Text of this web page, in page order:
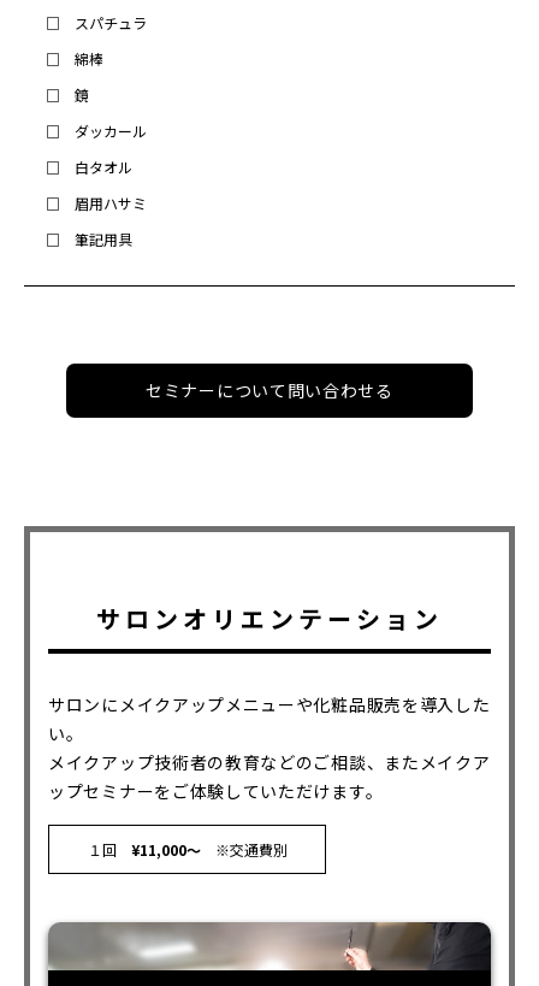
スパチュラ
綿棒
鏡
ダッカール
白タオル
眉用ハサミ
筆記用具
セミナーについて問い合わせる
サロンオリエンテーション
サロンにメイクアップメニューや化粧品販売を導入した
い。
メイクアップ技術者の教育などのご相談、またメイクア
ップセミナーをご体験していただけます。
１回 ¥11,000〜※交通費別